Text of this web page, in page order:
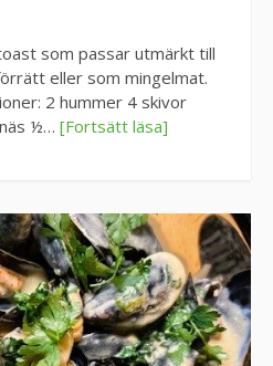
som passar utmärkt till
eller som mingelmat.
2 hummer 4 skivor
½… [Fortsätt läsa]